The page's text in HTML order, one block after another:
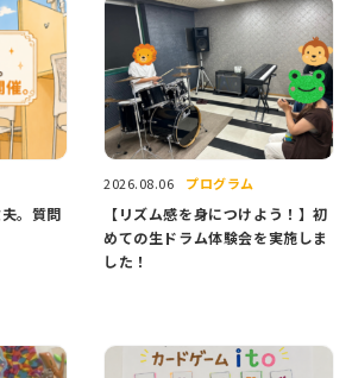
。質問
2026.08.06 プログラム
【リズム感を身につけよう！】初
めての生ドラム体験会を実施しま
した！